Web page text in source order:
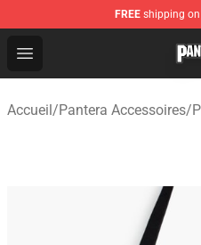
FREE shipping
Open menu
Pantera Store - Official
Accueil/Pantera Accessoires/